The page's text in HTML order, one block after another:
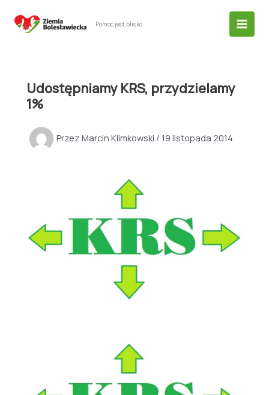
Pomoc jest blisko.
Udostępniamy KRS, przydzielamy
1%
Przez Marcin Klimkowski / 19 listopada 2014